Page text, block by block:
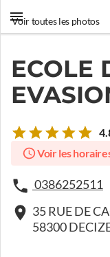
Voir toutes les photos
ECOLE
Voir les
0386252511
35 RUE DE
58300